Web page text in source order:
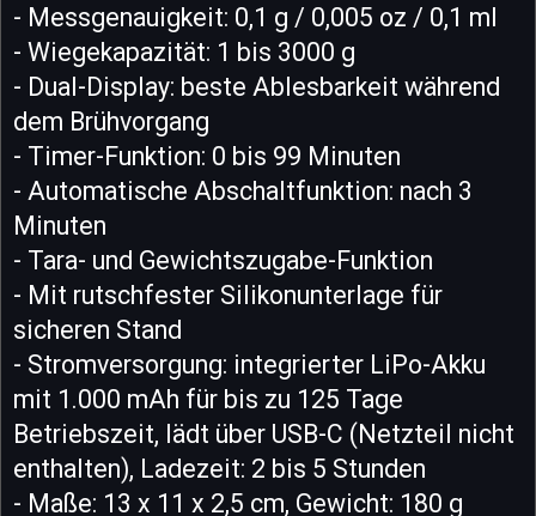
- Messgenauigkeit: 0,1 g / 0,005 oz / 0,1 ml
- Wiegekapazität: 1 bis 3000 g
- Dual-Display: beste Ablesbarkeit während
dem Brühvorgang
- Timer-Funktion: 0 bis 99 Minuten
- Automatische Abschaltfunktion: nach 3
Minuten
- Tara- und Gewichtszugabe-Funktion
- Mit rutschfester Silikonunterlage für
sicheren Stand
- Stromversorgung: integrierter LiPo-Akku
mit 1.000 mAh für bis zu 125 Tage
Betriebszeit, lädt über USB-C (Netzteil nicht
enthalten), Ladezeit: 2 bis 5 Stunden
- Maße: 13 x 11 x 2,5 cm, Gewicht: 180 g